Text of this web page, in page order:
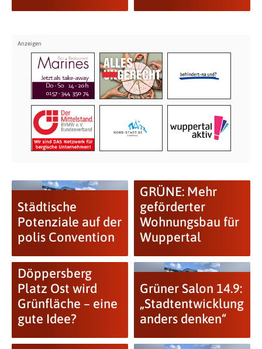
Städtische
Potenziale auf der
polis Convention
GRÜNE: Mehr
geförderter
Wohnungsbau für
Wuppertal
Döppersberg
Platz Ost wird
Grünfläche – eine
gute Idee?
Grüner Salon 14.9:
„Stadtentwicklung
anders denken“